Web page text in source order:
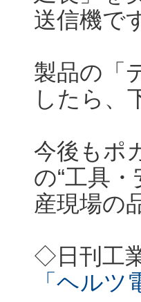
送信機で
製品の「
したら、
今後もポ
の“工具
産現場の
◇日刊工
「ヘル